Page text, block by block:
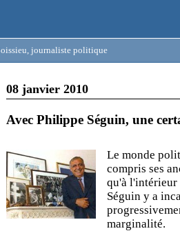
journaliste politique
08 janvier 2010
Avec Philippe Séguin, une
Le monde
compris ses
qu'à
Séguin y a
marginalité.